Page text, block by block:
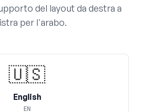
del layout da destra a
per l'arabo.
🇺🇸
English
EN